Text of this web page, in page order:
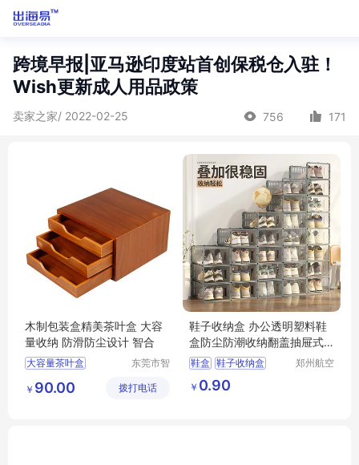
跨境早报|亚马逊印度站首创保税仓入驻！
Wish更新成人用品政策
卖家之家/ 2022-02-25 756 171
木制包装盒精美茶叶盒 大容
量收纳 防滑防尘设计 智合
大容量茶叶盒
多功能茶叶盒
东莞市智
限公司
￥ 90.00 拨打电话
鞋子收纳盒 办公透明塑料鞋
盒防尘防潮收纳翻盖抽屉式
简易鞋盒
鞋盒 鞋子收纳盒
办公透明塑料鞋盒
郑州航空
￥ 0.90